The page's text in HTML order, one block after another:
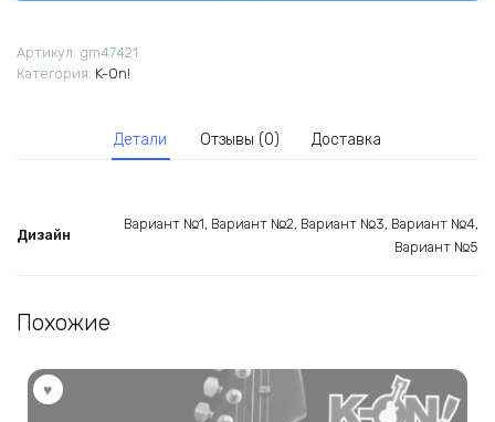
Артикул: gm47421
Категория: K-On!
Детали Отзывы (0) Доставка
Дизайн
Вариант №1, Вариант №2, Вариант №3, Вариант №4,
Вариант №5
Похожие